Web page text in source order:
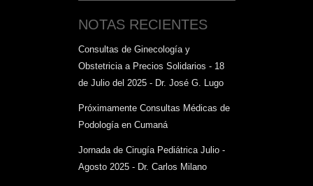
NOTAS RECIENTES
Consultas de Ginecología y
Obstetricia a Precios Solidarios - 18
de Julio del 2025 - Dr. José G. Lugo
Próximamente Consultas Médicas de
Podología en Cumaná
Jornada de Cirugía Pediátrica Julio -
Agosto 2025 - Dr. Carlos Milano